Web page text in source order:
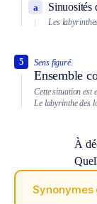
Sinuosités
a
Les
Sens figuré.
Ensemble
5
Cette situation est
Le labyrinthe des
À
Synonymes